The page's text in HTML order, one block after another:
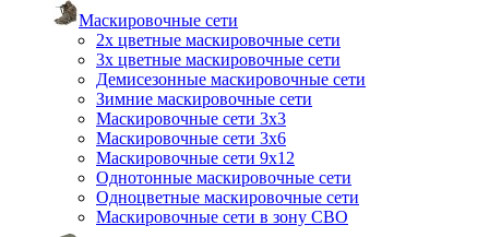
Маскировочные сети
2х цветные маскировочные сети
3х цветные маскировочные сети
Демисезонные маскировочные сети
Зимние маскировочные сети
Маскировочные сети 3х3
Маскировочные сети 3х6
Маскировочные сети 9х12
Однотонные маскировочные сети
Одноцветные маскировочные сети
Маскировочные сети в зону СВО